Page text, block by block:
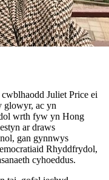
Juliet Price ei
glowyr, ac yn
wrth fyw yn Hong
ar draws
gan gynnwys
Rhyddfrydol,
cyhoeddus.